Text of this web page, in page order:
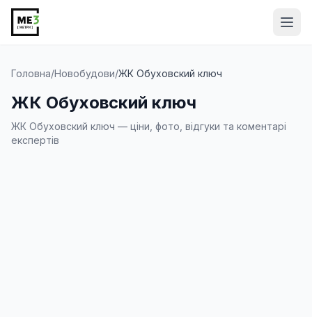
Головна/Новобудови/ЖК Обуховский ключ
ЖК Обуховский ключ
ЖК Обуховский ключ — ціни, фото, відгуки та коментарі
експертів